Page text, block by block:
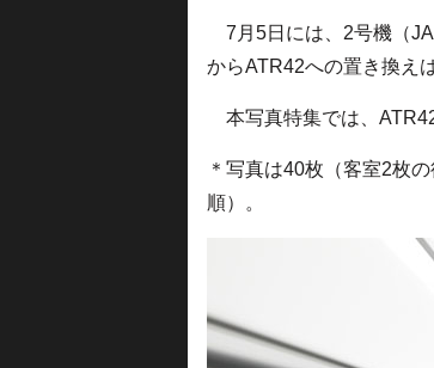
7月5日には、2号機（
からATR42への置き換え
本写真特集では、
＊写真は40枚（客室2枚
順）。